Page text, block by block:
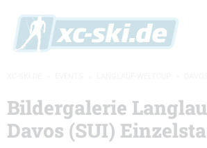
Bildergalerie
Davos (SUI)